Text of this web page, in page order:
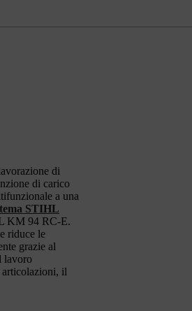
di
di carico
a una
STIHL
KM 94 RC-E.
riduce le
grazie al
lavoro
il